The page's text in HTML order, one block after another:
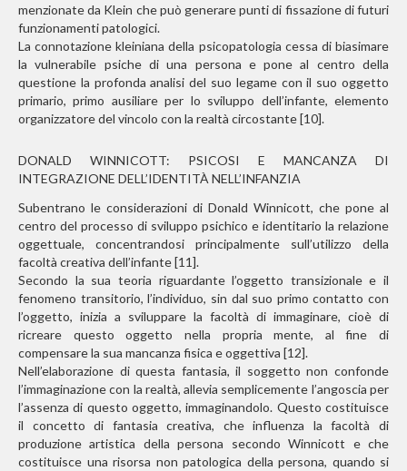
menzionate da Klein che può generare punti di fissazione di futuri
funzionamenti patologici.
La connotazione kleiniana della psicopatologia cessa di biasimare
la vulnerabile psiche di una persona e pone al centro della
questione la profonda analisi del suo legame con il suo oggetto
primario, primo ausiliare per lo sviluppo dell’infante, elemento
organizzatore del vincolo con la realtà circostante [10].
DONALD WINNICOTT: PSICOSI E MANCANZA DI
INTEGRAZIONE DELL’IDENTITÀ NELL’INFANZIA
Subentrano le considerazioni di Donald Winnicott, che pone al
centro del processo di sviluppo psichico e identitario la relazione
oggettuale, concentrandosi principalmente sull’utilizzo della
facoltà creativa dell’infante [11].
Secondo la sua teoria riguardante l’oggetto transizionale e il
fenomeno transitorio, l’individuo, sin dal suo primo contatto con
l’oggetto, inizia a sviluppare la facoltà di immaginare, cioè di
ricreare questo oggetto nella propria mente, al fine di
compensare la sua mancanza fisica e oggettiva [12].
Nell’elaborazione di questa fantasia, il soggetto non confonde
l’immaginazione con la realtà, allevia semplicemente l’angoscia per
l’assenza di questo oggetto, immaginandolo. Questo costituisce
il concetto di fantasia creativa, che influenza la facoltà di
produzione artistica della persona secondo Winnicott e che
costituisce una risorsa non patologica della persona, quando si